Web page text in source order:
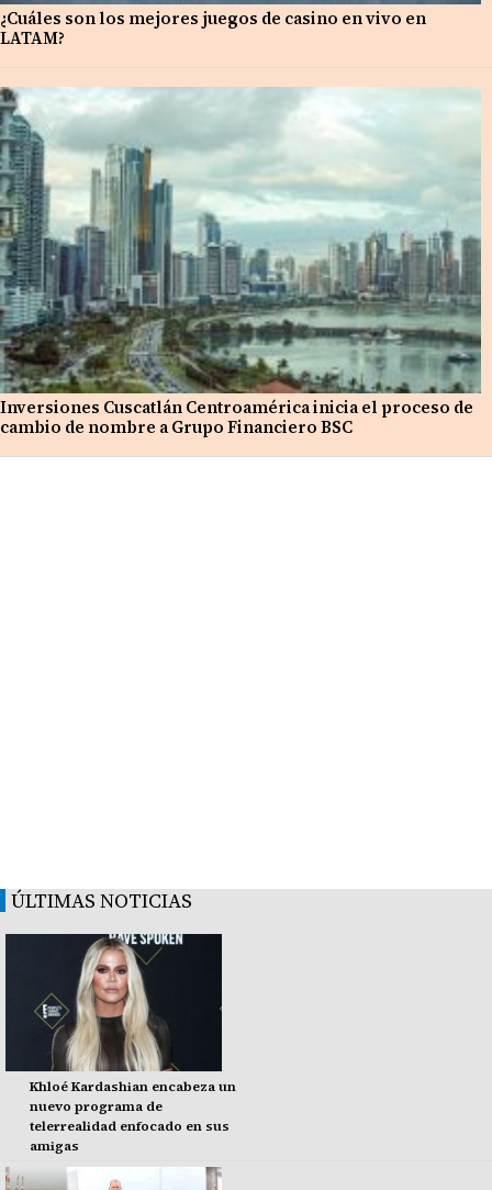
¿Cuáles son los mejores juegos de casino en vivo en
LATAM?
Inversiones Cuscatlán Centroamérica inicia el proceso de
cambio de nombre a Grupo Financiero BSC
ÚLTIMAS NOTICIAS
Khloé Kardashian encabeza un
nuevo programa de
telerrealidad enfocado en sus
amigas